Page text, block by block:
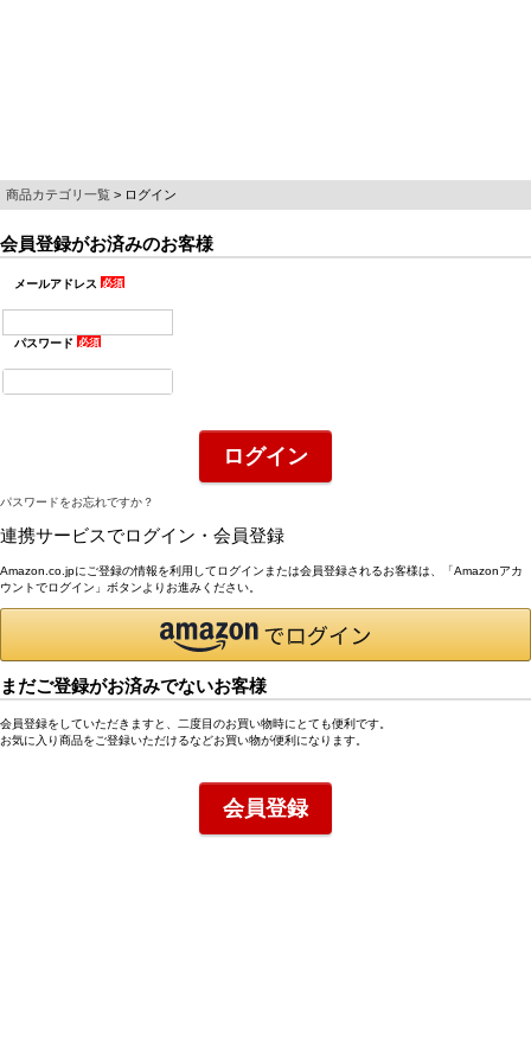
商品カテゴリ一覧 ログイン
会員登録がお済みのお客様
メールアドレス
パスワード
ログイン
パスワードをお忘れですか？
連携サービスでログイン・会員登録
Amazon.co.jpにご登録の情報を利用してログインまたは会員登録されるお客様は、「Amazonアカ
ウントでログイン」ボタンよりお進みください。
まだご登録がお済みでないお客様
会員登録をしていただきますと、二度目のお買い物時にとても便利です。
お気に入り商品をご登録いただけるなどお買い物が便利になります。
会員登録